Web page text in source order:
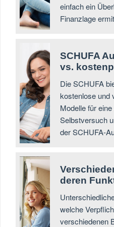
einfach ein
Finanzlage
SCHUFA
vs.
Die SCHUFA
kostenlose und
Modelle für
Selbstversuch
der SCHUFA-
deren
welche
verschiedenen